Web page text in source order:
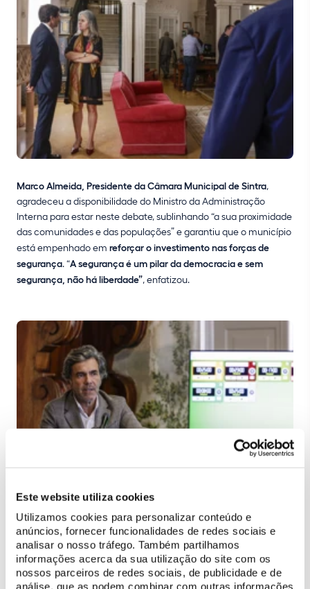
Este website utiliza cookies
Utilizamos cookies para personalizar conteúdo e
anúncios, fornecer funcionalidades de redes sociais e
analisar o nosso tráfego. Também partilhamos
informações acerca da sua utilização do site com os
nossos parceiros de redes sociais, de publicidade e de
análise, que as podem combinar com outras informações
Marco Almeida, Presidente da Câmara Municipal de Sintra,
agradeceu a disponibilidade do Ministro da Administração
Interna para estar neste debate, sublinhando “a sua proximidade
das comunidades e das populações” e garantiu que o município
está empenhado em reforçar o investimento nas forças de
segurança. “A segurança é um pilar da democracia e sem
segurança, não há liberdade”, enfatizou.
Seguiu-se a intervenção deJoão Sousa Rego, Presidente do
Conselho de Administração da Parques de Sintra, que
plano de ação para gerir o risco de incêndio no